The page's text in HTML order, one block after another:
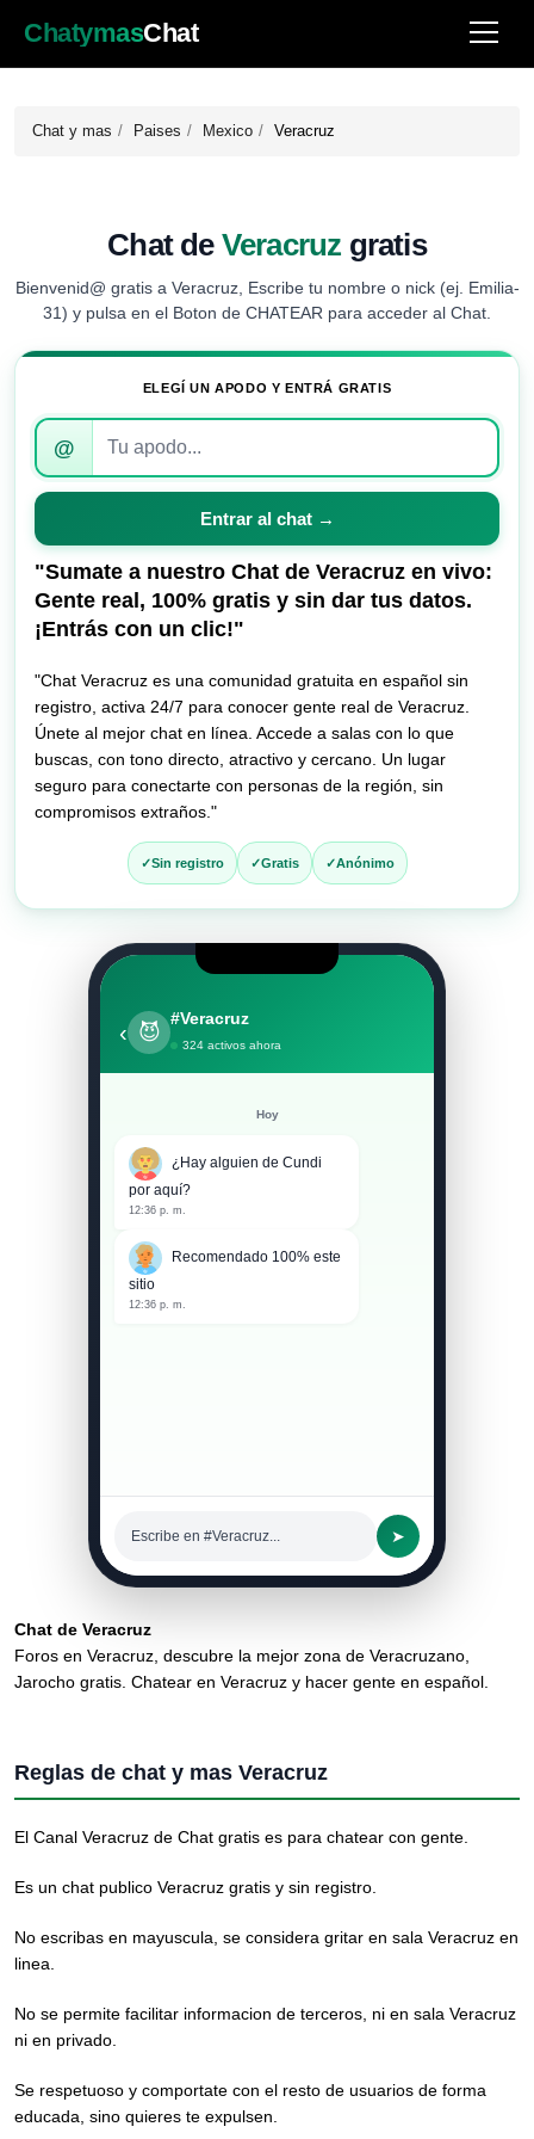
ChatymasChat
Chat y mas Paises Mexico Veracruz
Chat de Veracruz gratis
Bienvenid@ gratis a Veracruz, Escribe tu nombre o nick (ej. Emilia-
31) y pulsa en el Boton de CHATEAR para acceder al Chat.
ELEGÍ UN APODO Y ENTRÁ GRATIS
Introduce
apodo
para
entrar
al
@
Entrar al chat →
"Sumate a nuestro Chat de Veracruz en vivo:
Gente real, 100% gratis y sin dar tus datos.
¡Entrás con un clic!"
"Chat Veracruz es una comunidad gratuita en español sin
registro, activa 24/7 para conocer gente real de Veracruz.
Únete al mejor chat en línea. Accede a salas con lo que
buscas, con tono directo, atractivo y cercano. Un lugar
seguro para conectarte con personas de la región, sin
compromisos extraños."
Sin registro Gratis Anónimo
‹ 😈
#Veracruz
324 activos ahora
Hoy
¿Hay alguien de Cundi
por aquí?
12:36 p. m.
Recomendado 100% este
sitio
12:36 p. m.
Escribe en #Veracruz... ➤
Chat de Veracruz
Foros en Veracruz, descubre la mejor zona de Veracruzano,
Jarocho gratis. Chatear en Veracruz y hacer gente en español.
Reglas de chat y mas Veracruz
El Canal Veracruz de Chat gratis es para chatear con gente.
Es un chat publico Veracruz gratis y sin registro.
No escribas en mayuscula, se considera gritar en sala Veracruz en
linea.
No se permite facilitar informacion de terceros, ni en sala Veracruz
ni en privado.
Se respetuoso y comportate con el resto de usuarios de forma
educada, sino quieres te expulsen.